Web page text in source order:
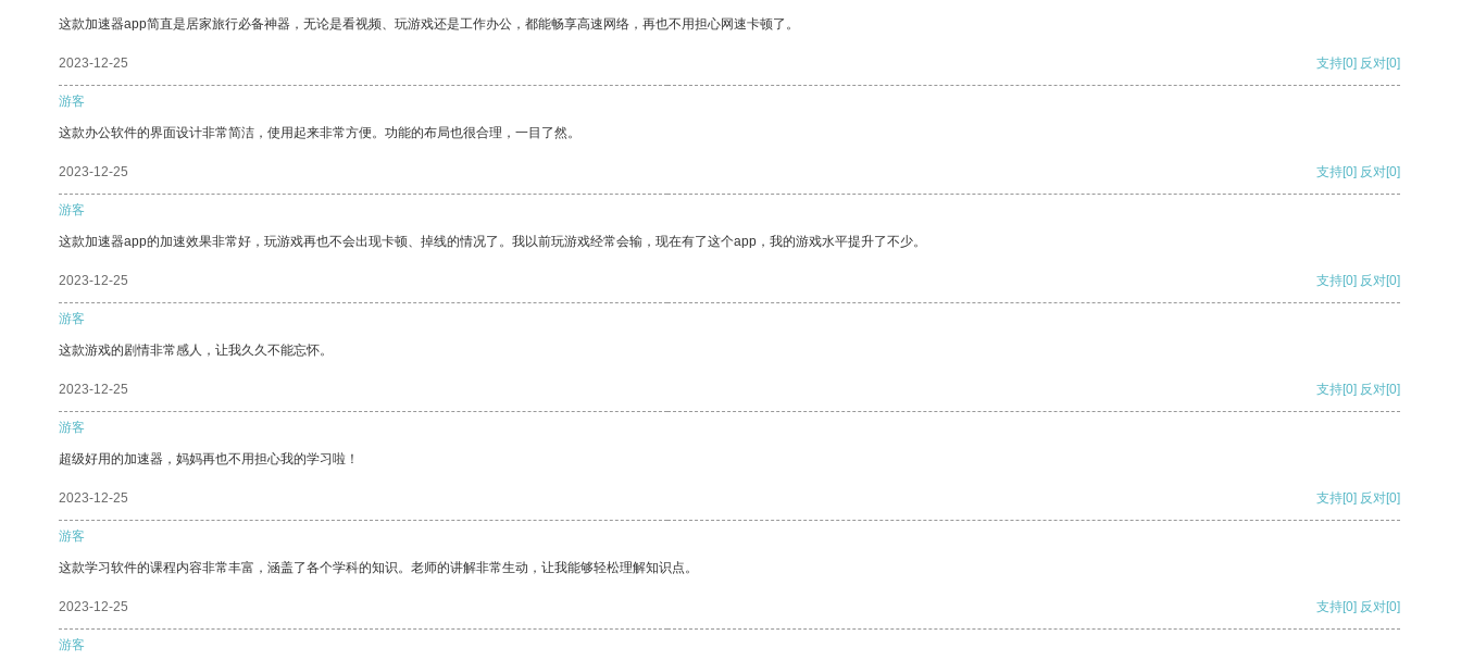
这款加速器app简直是居家旅行必备神器，无论是看视频、玩游戏还是工作办公，都能畅享高速网络，再也不用担心网速卡顿了。
2023-12-25 支持[0] 反对[0]
游客
这款办公软件的界面设计非常简洁，使用起来非常方便。功能的布局也很合理，一目了然。
2023-12-25 支持[0] 反对[0]
游客
这款加速器app的加速效果非常好，玩游戏再也不会出现卡顿、掉线的情况了。我以前玩游戏经常会输，现在有了这个app，我的游戏水平提升了不少。
2023-12-25 支持[0] 反对[0]
游客
这款游戏的剧情非常感人，让我久久不能忘怀。
2023-12-25 支持[0] 反对[0]
游客
超级好用的加速器，妈妈再也不用担心我的学习啦！
2023-12-25 支持[0] 反对[0]
游客
这款学习软件的课程内容非常丰富，涵盖了各个学科的知识。老师的讲解非常生动，让我能够轻松理解知识点。
2023-12-25 支持[0] 反对[0]
游客